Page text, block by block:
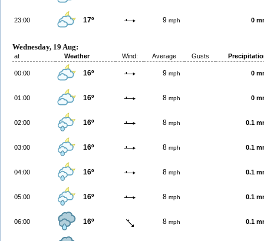
23:00 17º 9 mph 0
Wednesday, 19 Aug:
at Weather Wind: Average Gusts
00:00 16º 9 mph 0
01:00 16º 8 mph 0
02:00 16º 8 mph 0.1
03:00 16º 8 mph 0.1
04:00 16º 8 mph 0.1
05:00 16º 8 mph 0.1
06:00 16º 8 mph 0.1